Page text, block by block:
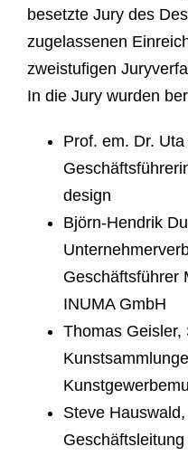
besetzte Jury des
zugelassenen
zweistufigen
In die Jury wurden
Prof. em. Dr.
design
Björn-Hendrik
Geschäftsführer
INUMA GmbH
Thomas Geisler,
Steve
Geschäftsleitung